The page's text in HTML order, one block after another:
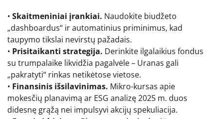
• Skaitmeniniai įrankiai. Naudokite biudžeto
„dashboardus“ ir automatinius priminimus, kad
taupymo tikslai nevirstų pažadais.
• Prisitaikanti strategija. Derinkite ilgalaikius fondus
su trumpalaike likvidžia pagalvėle – Uranas gali
„pakratyti“ rinkas netikėtose vietose.
• Finansinis išsilavinimas. Mikro-kursas apie
mokesčių planavimą ar ESG analizę 2025 m. duos
didesnę grąžą nei impulsyvi akcijų spekuliacija.